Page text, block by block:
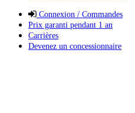
Connexion / Commandes
Prix garanti pendant 1 an
Carrières
Devenez un concessionnaire